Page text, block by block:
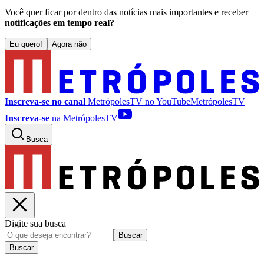
Você quer ficar por dentro das notícias mais importantes e receber
notificações em tempo real?
Eu quero! Agora não
Inscreva-se no canal MetrópolesTV noYouTubeMetrópolesTV
Inscreva-se na MetrópolesTV
Busca
Digite sua busca
Buscar
Buscar